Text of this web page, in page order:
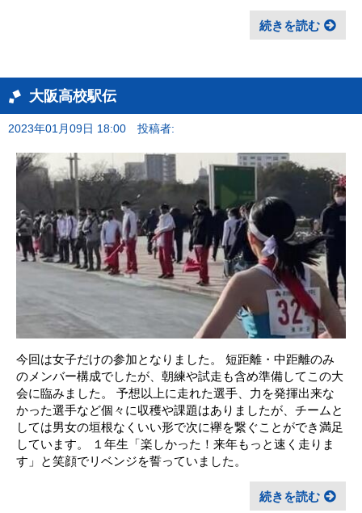
続きを読む
大阪高校駅伝
2023年01月09日 18:00 投稿者:
今回は女子だけの参加となりました。 短距離・中距離のみ
のメンバー構成でしたが、朝練や試走も含め準備してこの大
会に臨みました。 予想以上に走れた選手、力を発揮出来な
かった選手など個々に収穫や課題はありましたが、チームと
しては男女の垣根なくいい形で次に襷を繋ぐことができ満足
しています。 １年生「楽しかった！来年もっと速く走りま
す」と笑顔でリベンジを誓っていました。
続きを読む